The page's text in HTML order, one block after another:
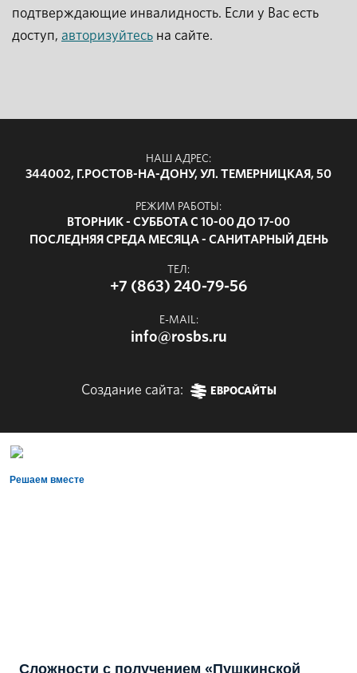
подтверждающие инвалидность. Если у Вас есть
доступ, авторизуйтесь на сайте.
НАШ АДРЕС:
344002, Г.РОСТОВ-НА-ДОНУ, УЛ. ТЕМЕРНИЦКАЯ, 50
РЕЖИМ РАБОТЫ:
ВТОРНИК - СУББОТА С 10-00 ДО 17-00
ПОСЛЕДНЯЯ СРЕДА МЕСЯЦА - САНИТАРНЫЙ ДЕНЬ
ТЕЛ:
+7 (863) 240-79-56
E-MAIL:
info@rosbs.ru
Создание сайта: ЕВРОСАЙТЫ
Решаем вместе
Сложности с получением «Пушкинской